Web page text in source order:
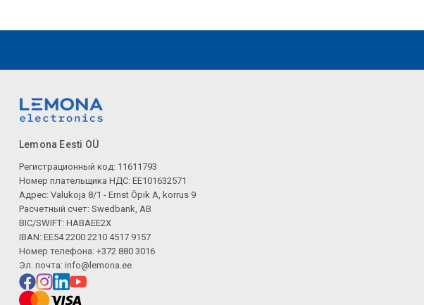
Lemona Eesti OÜ
Регистрационный код: 11611793
Номер плательщика НДС: EE101632571
Адрес: Valukoja 8/1 - Ernst Öpik A, korrus 9
Расчетный счет: Swedbank, AB
BIC/SWIFT: HABAEE2X
IBAN: EE54 2200 2210 4517 9157
Номер телефона: +372 880 3016
Эл. почта: info@lemona.ee